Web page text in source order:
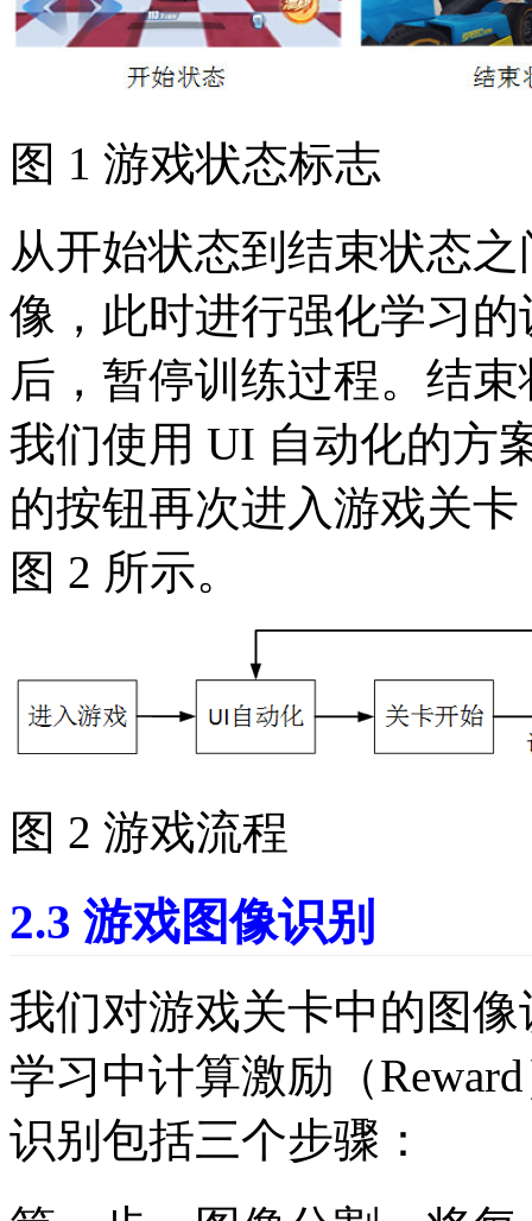
图 1 游戏状态标志
从开始状态到结束状态
像，此时进行强化学习
后，暂停训练过程。结
我们使用 UI 自动化的方
的按钮再次进入游戏关
图 2 所示。
图 2 游戏流程
2.3 游戏图像识别
我们对游戏关卡中的图
学习中计算激励（
识别包括三个步骤：